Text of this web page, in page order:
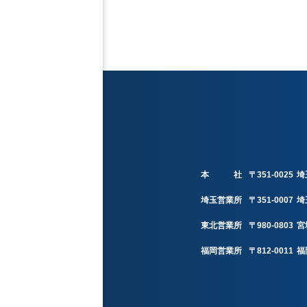
本 社 〒351-0025 埼
埼玉営業所 〒351-0007 埼
東北営業所 〒980-0803 宮
福岡営業所 〒812-0011 福